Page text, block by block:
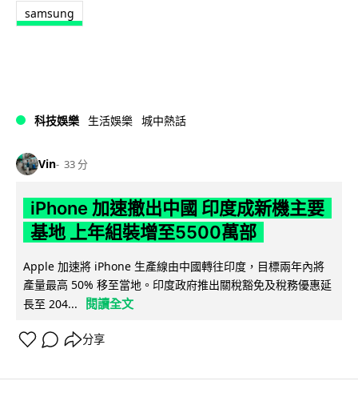
samsung
科技娛樂 生活娛樂 城中熱話
Vin 33 分
iPhone 加速撤出中國 印度成新機主要
基地 上年組裝增至5500萬部
Apple 加速將 iPhone 生產線由中國轉往印度，目標兩年內將
產量最高 50% 移至當地。印度政府推出關稅豁免及稅務優惠延
長至 204...
閱讀全文
分享